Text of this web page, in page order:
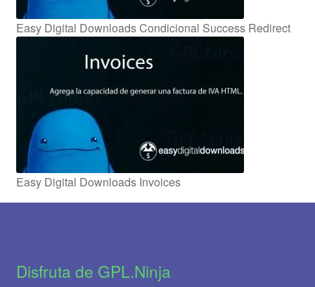
Easy Digital Downloads Condicional Success Redirect
Easy Digital Downloads Invoices
Disfruta de GPL.Ninja